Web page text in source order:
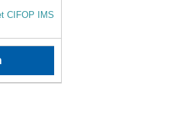
CIFOP IMS